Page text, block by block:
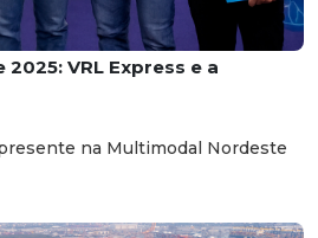
VRL Express e a
na Multimodal Nordeste